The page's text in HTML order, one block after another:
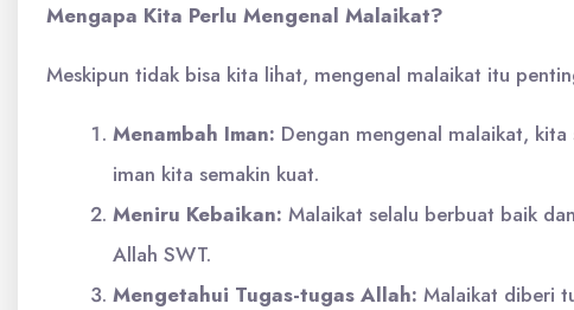
Mengapa Kita Perlu Mengenal Malaikat?
Meskipun tidak bisa kita lihat, mengenal malaikat itu
Menambah Iman: Dengan mengenal malaikat,
iman kita semakin kuat.
Meniru Kebaikan: Malaikat selalu berbuat baik
Allah SWT.
Mengetahui Tugas-tugas Allah: Malaikat diberi